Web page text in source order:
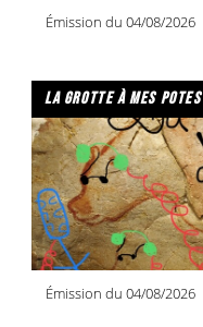
Émission du 04/08/2026
la grotte à mes potes
Émission du 04/08/2026